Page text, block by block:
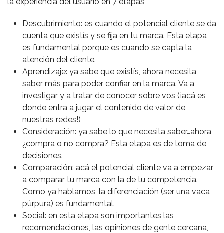
Descubrimiento: es cuando el potencial cliente se da
cuenta que existís y se fija en tu marca. Esta etapa
es fundamental porque es cuando se capta la
atención del cliente.
Aprendizaje: ya sabe que existís, ahora necesita
saber más para poder confiar en la marca. Va a
investigar y a tratar de conocer sobre vos (¡acá es
donde entra a jugar el contenido de valor de
nuestras redes!)
Consideración: ya sabe lo que necesita saber…ahora
¿compra o no compra? Esta etapa es de toma de
decisiones.
Comparación: acá el potencial cliente va a empezar
a comparar tu marca con la de tu competencia.
Como ya hablamos, la diferenciación (ser una vaca
púrpura) es fundamental.
Social: en esta etapa son importantes las
recomendaciones, las opiniones de gente cercana,